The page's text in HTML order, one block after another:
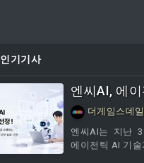
인기기사
엔씨AI, 에
사업 수주
더게임스데
엔씨AI는 지난
에이전틱 AI 기술